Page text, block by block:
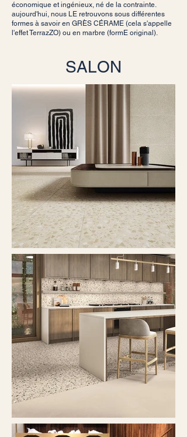
économique et ingénieux, né de la contrainte.
aujourd'hui, nous LE retrouvons sous différentes
formes à savoir en GRÈS CÉRAME (cela s'appelle
l'effet TerrazZO) ou en marbre (formE original).
SALON